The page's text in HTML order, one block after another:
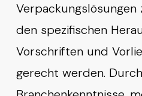
Verpackungslösungen
den spezifischen
Vorschriften und
gerecht werden.